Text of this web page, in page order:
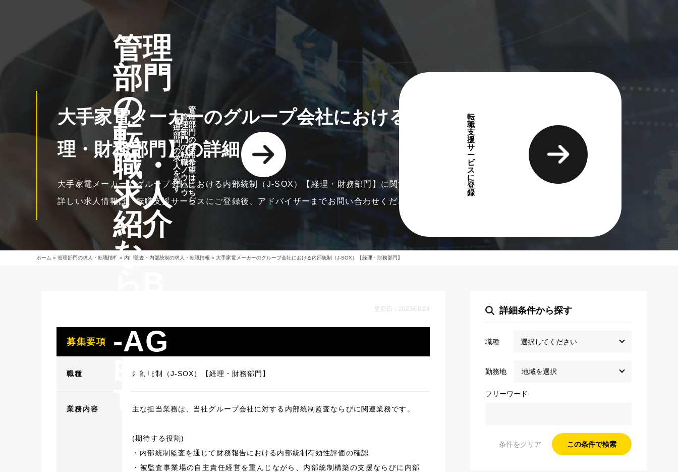
管理
部門
の
転
職・
求人
紹介
な
-AG
EN
管
理
部
門
の
求
人
を
探
す
管
理
部
門
の
転
職
ノ
ウ
ハ
ウ
管
理
部
門
の
採
用
希
望
は
こ
ち
ら
転
職
支
援
サ
ー
ビ
ス
に
登
録
大手家電メーカーのグループ会社における内部統制（J-SOX）【経
理・財務部門】の詳細
大手家電メーカーのグループ会社における内部統制（J-SOX）【経理・財務部門】に関する求人情報の一部をご紹介しております。
詳しい求人情報は、転職支援サービスにご登録後、アドバイザーまでお問い合わせください。
ホーム » 管理部門の求人・転職情報 » 内部監査・内部統制の求人・転職情報 » 大手家電メーカーのグループ会社における内部統制（J-SOX）【経理・財務部門】
更新日：2023/08/24
募集要項
職種 内部統制（J-SOX）【経理・財務部門】
業務内容 主な担当業務は、当社グループ会社に対する内部統制監査ならびに関連業務です。
(期待する役割)
・内部統制監査を通じて財務報告における内部統制有効性評価の確認
・被監査事業場の自主責任経営を重んじながら、内部統制構築の支援ならびに内部
詳細条件から探す
職種
勤務地
フリーワード